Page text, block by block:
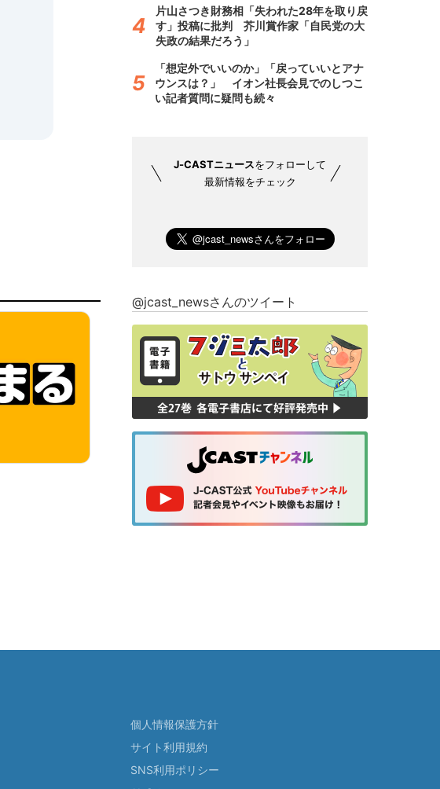
片山さつき財務相「失われた28年を取り戻
す」投稿に批判 芥川賞作家「自民党の大
失政の結果だろう」
「想定外でいいのか」「戻っていいとアナ
ウンスは？」 イオン社長会見でのしつこ
い記者質問に疑問も続々
J-CASTニュースをフォローして
最新情報をチェック
@jcast_newsさんのツイート
個人情報保護方針
サイト利用規約
SNS利用ポリシー